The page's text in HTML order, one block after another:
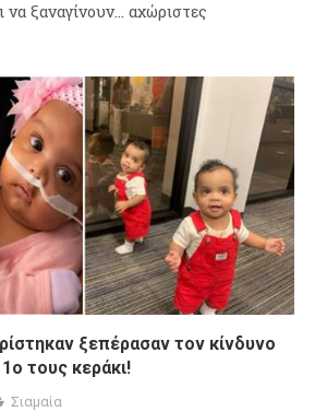
ξαναγίνουν... αχώριστες
ξεπέρασαν τον κίνδυνο
τους κεράκι!
Σιαμαία